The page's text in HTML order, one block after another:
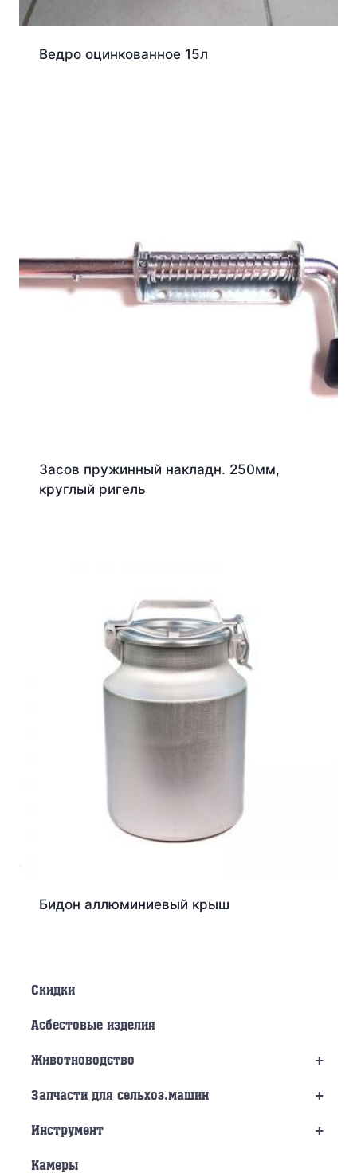
Ведро оцинкованное 15л
Засов пружинный накладн. 250мм,
круглый ригель
Бидон аллюминиевый крыш
Скидки
Асбестовые изделия
+
Животноводство
+
Запчасти для сельхоз.машин
+
Инструмент
Камеры